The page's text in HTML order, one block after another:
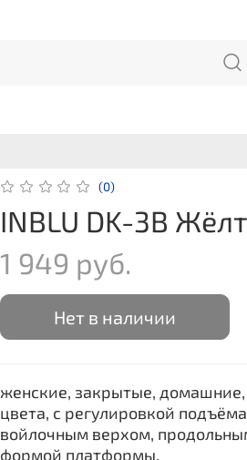
(0)
INBLU DK-3B
1 949 руб.
Нет в наличии
женские, закрытые, домашние,
цвета, с регулировкой
войлочным верхом,
формой платформы.